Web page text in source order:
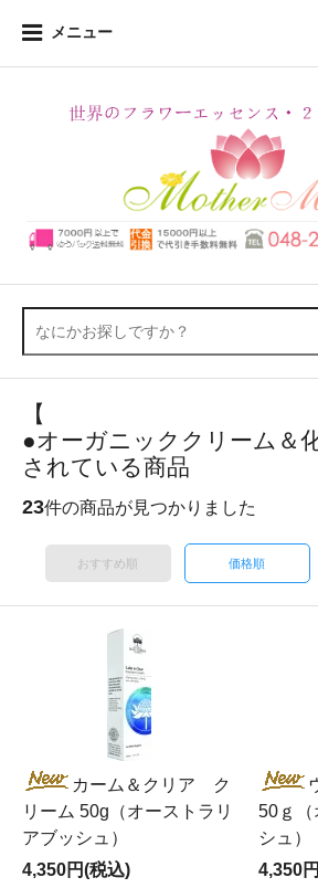
メニュー
【
●オーガニッククリーム＆
されている商品
23件の商品が見つかりました
おすすめ順 価格順
カーム＆クリア ク
リーム 50g（オーストラリ
アブッシュ）
4,350円(税込)
50ｇ（
シュ）
4,350